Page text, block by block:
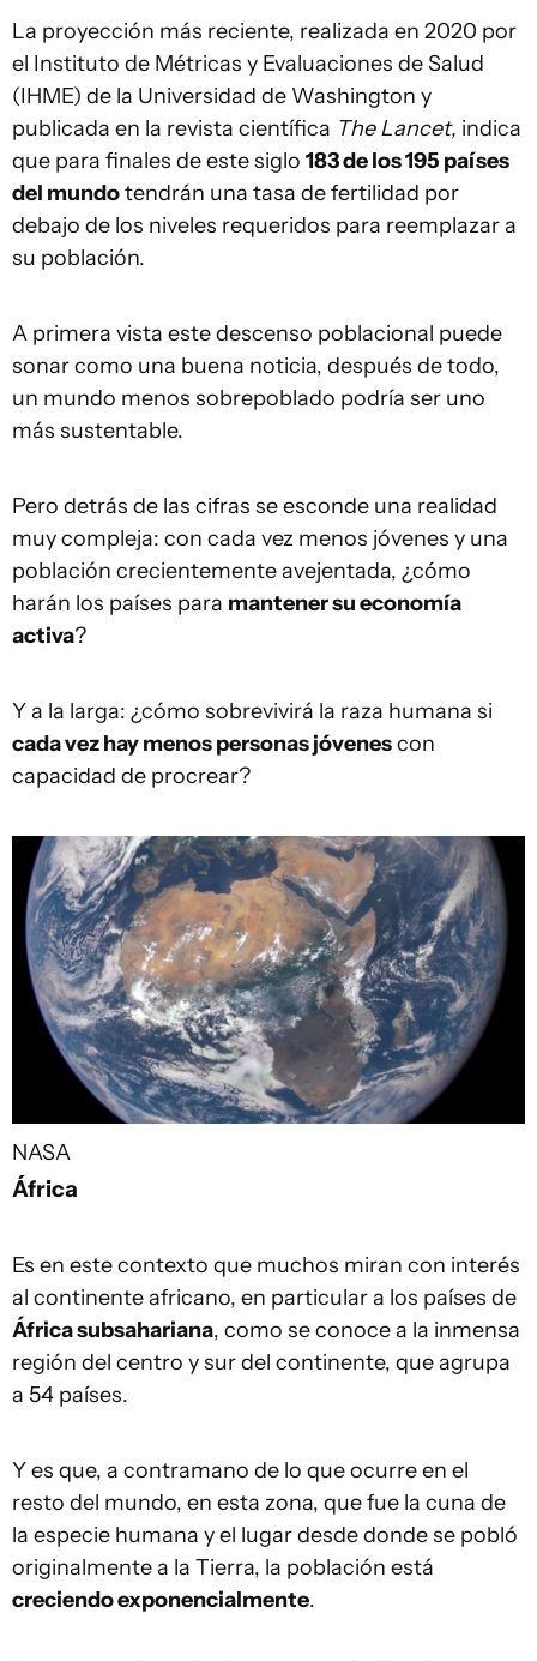
La proyección más reciente, realizada en 2020 por
el Instituto de Métricas y Evaluaciones de Salud
(IHME) de la Universidad de Washington y
publicada en la revista científica The Lancet, indica
que para finales de este siglo 183 de los 195 países
del mundotendrán una tasa de fertilidad por
debajo de los niveles requeridos para reemplazar a
su población.
A primera vista este descenso poblacional puede
sonar como una buena noticia, después de todo,
un mundo menos sobrepoblado podría ser uno
más sustentable.
Pero detrás de las cifras se esconde una realidad
muy compleja: con cada vez menos jóvenes y una
población crecientemente avejentada, ¿cómo
harán los países para mantener su economía
activa?
Y a la larga: ¿cómo sobrevivirá la raza humana si
cada vez hay menos personasjóvenescon
capacidad de procrear?
NASA
África
Es en este contexto que muchos miran con interés
al continente africano, en particular a los países de
África subsahariana, como se conoce a la inmensa
región del centro y sur del continente, que agrupa
a 54 países.
Y es que, a contramano de lo que ocurre en el
resto del mundo, en esta zona, que fue la cuna de
la especie humana y el lugar desde donde se pobló
originalmente a la Tierra, la población está
creciendo exponencialmente.